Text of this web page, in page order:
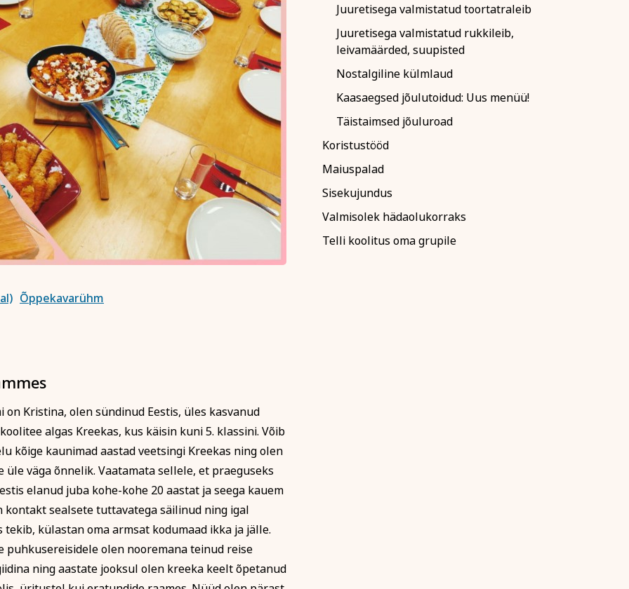
Õppekavarühm
on Kristina, olen sündinud Eestis, üles kasvanud
algas Kreekas, kus käisin kuni 5. klassini. Võib
kõige kaunimad aastad veetsingi Kreekas ning olen
üle väga õnnelik. Vaatamata sellele, et praeguseks
elanud juba kohe-kohe 20 aastat ja seega kauem
kontakt sealsete tuttavatega säilinud ning igal
tekib, külastan oma armsat kodumaad ikka ja jälle.
puhkusereisidele olen nooremana teinud reise
ning aastate jooksul olen kreeka keelt õpetanud
Juuretisega valmistatud toortatraleib
Juuretisega valmistatud rukkileib,
leivamäärded, suupisted
Nostalgiline külmlaud
Kaasaegsed jõulutoidud: Uus menüü!
Täistaimsed jõuluroad
Koristustööd
Maiuspalad
Sisekujundus
Valmisolek hädaolukorraks
Telli koolitus oma grupile